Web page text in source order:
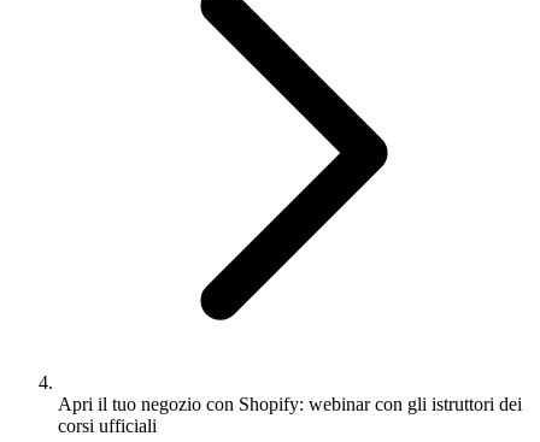
Apri il tuo negozio con Shopify: webinar con gli istruttori dei
corsi ufficiali